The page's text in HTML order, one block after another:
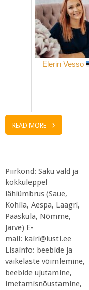
Elerin Vesso
READ MORE
Piirkond: Saku vald ja
kokkuleppel
lähiümbrus (Saue,
Kohila, Aespa, Laagri,
Pääsküla, Nõmme,
Järve) E-
mail: kairi@lusti.ee
Lisainfo: beebide ja
väikelaste võimlemine,
beebide ujutamine,
imetamisnõustamine,